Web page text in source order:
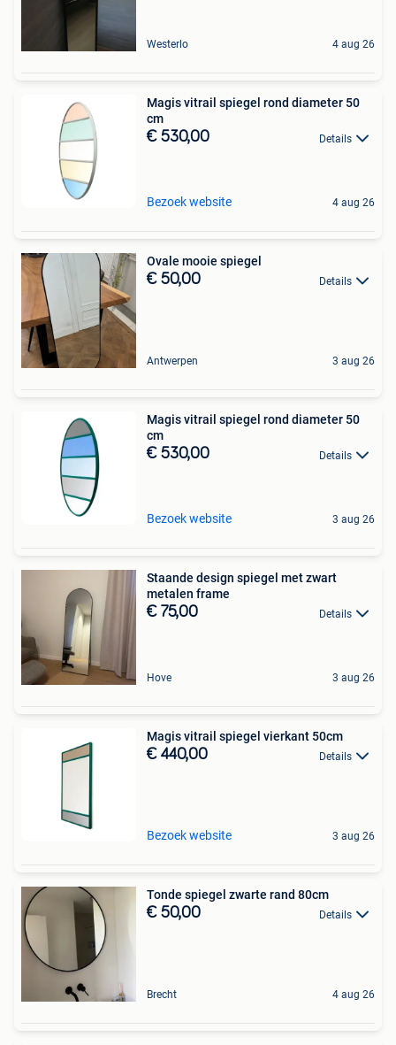
Westerlo 4 aug 26
Magis vitrail spiegel rond diameter 50
cm
€ 530,00 Details
Bezoek website 4 aug 26
Ovale mooie spiegel
€ 50,00 Details
Antwerpen 3 aug 26
Magis vitrail spiegel rond diameter 50
cm
€ 530,00 Details
Bezoek website 3 aug 26
Staande design spiegel met zwart
metalen frame
€ 75,00 Details
Hove 3 aug 26
Magis vitrail spiegel vierkant 50cm
€ 440,00 Details
Bezoek website 3 aug 26
Tonde spiegel zwarte rand 80cm
€ 50,00 Details
Brecht 4 aug 26